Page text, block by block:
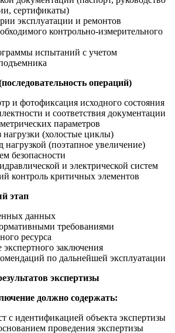
сертификаты)
эксплуатации и ремонтов
контрольно-измерительного
испытаний с учетом
операций)
и фотофиксация исходного состояния
и соответствия документации
параметров
(холостые циклы)
(поэтапное увеличение)
безопасности
и электрической систем
контроль критичных элементов
этап
данных
требованиями
ресурса
заключения
по дальнейшей эксплуатации
экспертизы
должно содержать:
с идентификацией объекта экспертизы
проведения экспертизы